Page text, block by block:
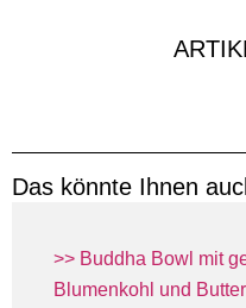
Das könnte Ihnen
>> Buddha Bowl mit
Blumenkohl und